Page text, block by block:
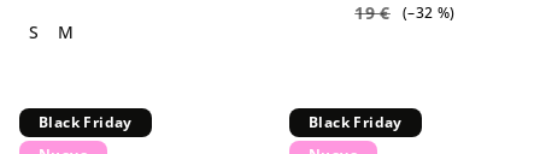
S
M
19 € (–32 %)
Black Friday
Black Friday